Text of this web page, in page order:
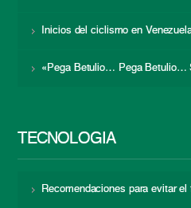
Inicios del ciclismo en
«Pega Betulio… Pega Betulio…
TECNOLOGÍA
Recomendaciones para evitar el